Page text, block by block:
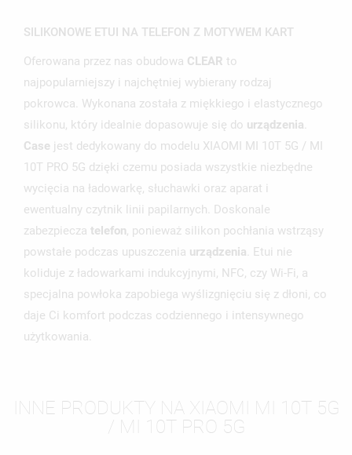
SILIKONOWE ETUI NA TELEFON Z MOTYWEM KART
Oferowana przez nas obudowa CLEAR to
najpopularniejszy i najchętniej wybierany rodzaj
pokrowca. Wykonana została z miękkiego i elastycznego
silikonu, który idealnie dopasowuje się do urządzenia
Case jest dedykowany do modelu XIAOMI MI 10T 5G / MI
10T PRO 5G dzięki czemu posiada wszystkie niezbędne
wycięcia na ładowarkę, słuchawki oraz aparat i
ewentualny czytnik linii papilarnych. Doskonale
zabezpiecza telefon, ponieważ silikon pochłania wstrząsy
powstałe podczas upuszczenia urządzenia . Etui nie
koliduje z ładowarkami indukcyjnymi, NFC, czy Wi-Fi, a
specjalna powłoka zapobiega wyślizgnięciu się z dłoni, co
daje Ci komfort podczas codziennego i intensywnego
użytkowania.
INNE PRODUKTY NA XIAOMI MI 10T 5G
/ MI 10T PRO 5G